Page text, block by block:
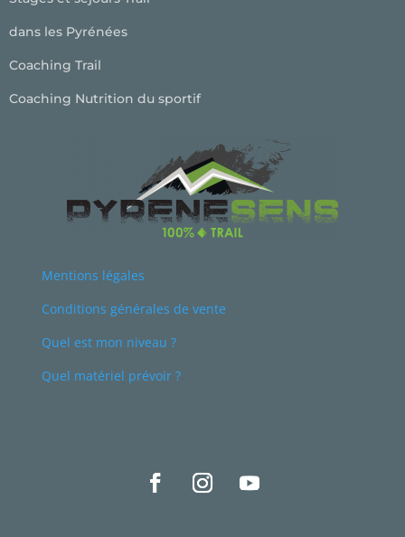
dans les Pyrénées
Coaching Trail
Coaching Nutrition du sportif
Mentions légales
Conditions générales de vente
Quel est mon niveau ?
Quel matériel prévoir ?